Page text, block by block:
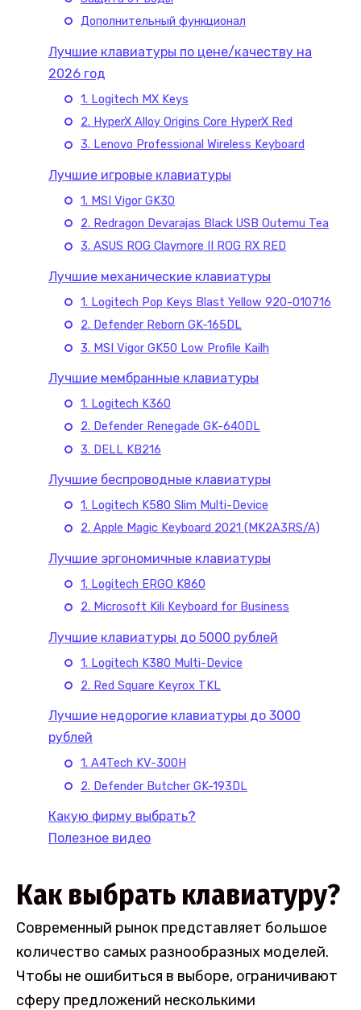
Дополнительный функционал
Лучшие клавиатуры по цене/качеству на
2026 год
1. Logitech MX Keys
2. HyperX Alloy Origins Core HyperX Red
3. Lenovo Professional Wireless Keyboard
Лучшие игровые клавиатуры
1. MSI Vigor GK30
2. Redragon Devarajas Black USB Outemu Tea
3. ASUS ROG Claymore II ROG RX RED
Лучшие механические клавиатуры
1. Logitech Pop Keys Blast Yellow 920-010716
2. Defender Reborn GK-165DL
3. MSI Vigor GK50 Low Profile Kailh
Лучшие мембранные клавиатуры
1. Logitech K360
2. Defender Renegade GK-640DL
3. DELL KB216
Лучшие беспроводные клавиатуры
1. Logitech K580 Slim Multi-Device
2. Apple Magic Keyboard 2021 (MK2A3RS/A)
Лучшие эргономичные клавиатуры
1. Logitech ERGO K860
2. Microsoft Kili Keyboard for Business
Лучшие клавиатуры до 5000 рублей
1. Logitech K380 Multi-Device
2. Red Square Keyrox TKL
Лучшие недорогие клавиатуры до 3000
рублей
1. A4Tech KV-300H
2. Defender Butcher GK-193DL
Какую фирму выбрать?
Полезное видео
Как выбрать клавиатуру?
Современный рынок представляет большое
количество самых разнообразных моделей.
Чтобы не ошибиться в выборе, ограничивают
сферу предложений несколькими